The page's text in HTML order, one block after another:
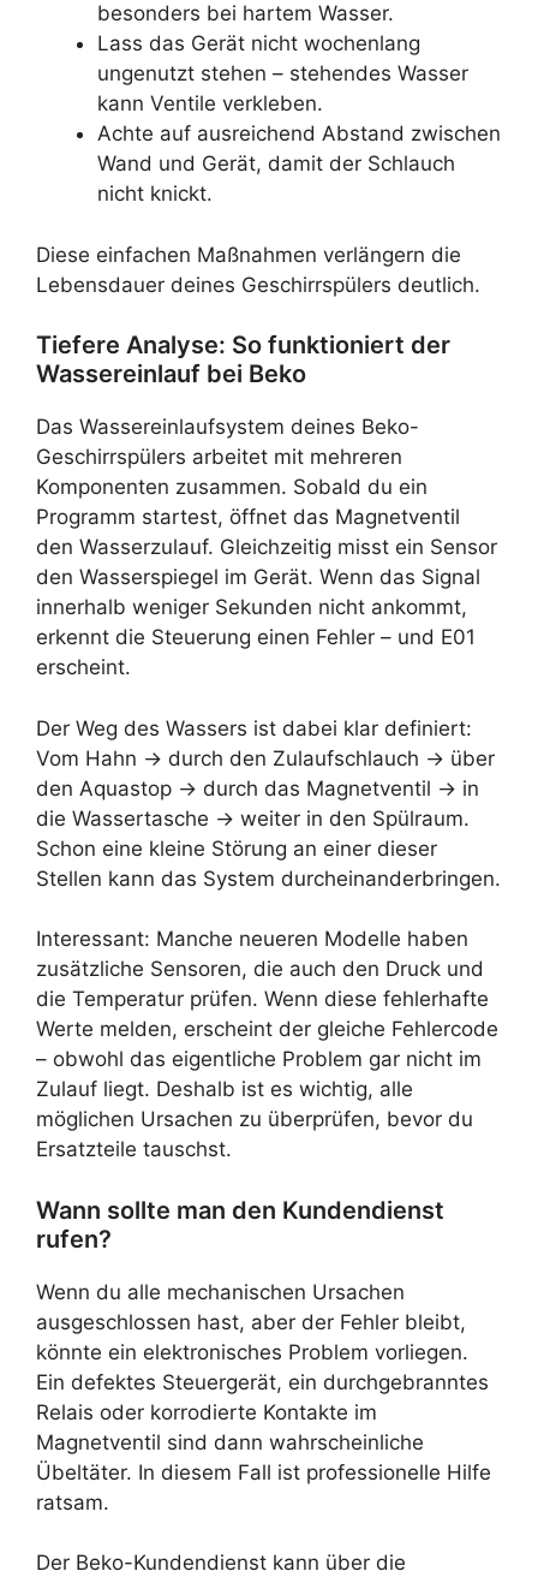
besonders bei hartem Wasser.
Lass das Gerät nicht wochenlang
ungenutzt stehen – stehendes Wasser
kann Ventile verkleben.
Achte auf ausreichend Abstand zwischen
Wand und Gerät, damit der Schlauch
nicht knickt.
Diese einfachen Maßnahmen verlängern die
Lebensdauer deines Geschirrspülers deutlich.
Tiefere Analyse: So funktioniert der
Wassereinlauf bei Beko
Das Wassereinlaufsystem deines Beko-
Geschirrspülers arbeitet mit mehreren
Komponenten zusammen. Sobald du ein
Programm startest, öffnet das Magnetventil
den Wasserzulauf. Gleichzeitig misst ein Sensor
den Wasserspiegel im Gerät. Wenn das Signal
innerhalb weniger Sekunden nicht ankommt,
erkennt die Steuerung einen Fehler – und E01
erscheint.
Der Weg des Wassers ist dabei klar definiert:
Vom Hahn → durch den Zulaufschlauch → über
den Aquastop → durch das Magnetventil → in
die Wassertasche → weiter in den Spülraum.
Schon eine kleine Störung an einer dieser
Stellen kann das System durcheinanderbringen.
Interessant: Manche neueren Modelle haben
zusätzliche Sensoren, die auch den Druck und
die Temperatur prüfen. Wenn diese fehlerhafte
Werte melden, erscheint der gleiche Fehlercode
– obwohl das eigentliche Problem gar nicht im
Zulauf liegt. Deshalb ist es wichtig, alle
möglichen Ursachen zu überprüfen, bevor du
Ersatzteile tauschst.
Wann sollte man den Kundendienst
rufen?
Wenn du alle mechanischen Ursachen
ausgeschlossen hast, aber der Fehler bleibt,
könnte ein elektronisches Problem vorliegen.
Ein defektes Steuergerät, ein durchgebranntes
Relais oder korrodierte Kontakte im
Magnetventil sind dann wahrscheinliche
Übeltäter. In diesem Fall ist professionelle Hilfe
ratsam.
Der Beko-Kundendienst kann über die